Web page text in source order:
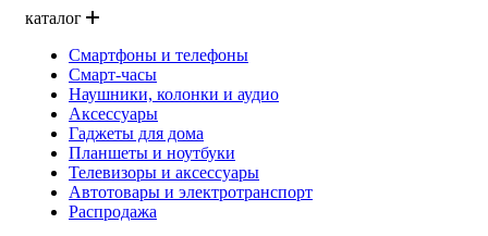
каталог
Смартфоны и телефоны
Смарт-часы
Наушники, колонки и аудио
Аксессуары
Гаджеты для дома
Планшеты и ноутбуки
Телевизоры и аксессуары
Автотовары и электротранспорт
Распродажа